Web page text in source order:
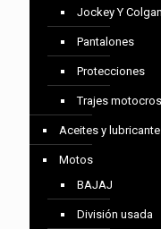
Jockey Y
Pantalones
Protecciones
Trajes
Aceites y
Motos
BAJAJ
División usada